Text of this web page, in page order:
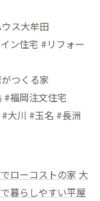
ス大牟田
ン住宅 #リフォー
つくる家
#福岡注文住宅
大川 #玉名 #長洲
ローコストの家 大
暮らしやすい平屋